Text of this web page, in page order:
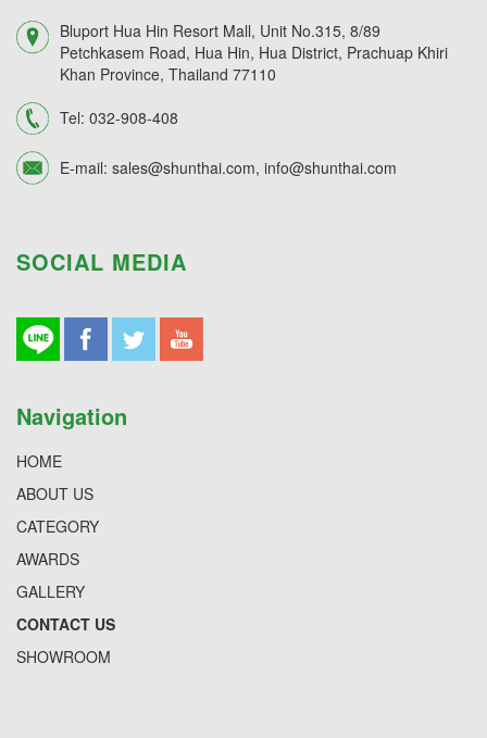
Bluport Hua Hin Resort Mall, Unit No.315, 8/89
Petchkasem Road, Hua Hin, Hua District, Prachuap Khiri
Khan Province, Thailand 77110
Tel: 032-908-408
E-mail: sales@shunthai.com, info@shunthai.com
SOCIAL MEDIA
Navigation
HOME
ABOUT US
CATEGORY
AWARDS
GALLERY
CONTACT US
SHOWROOM